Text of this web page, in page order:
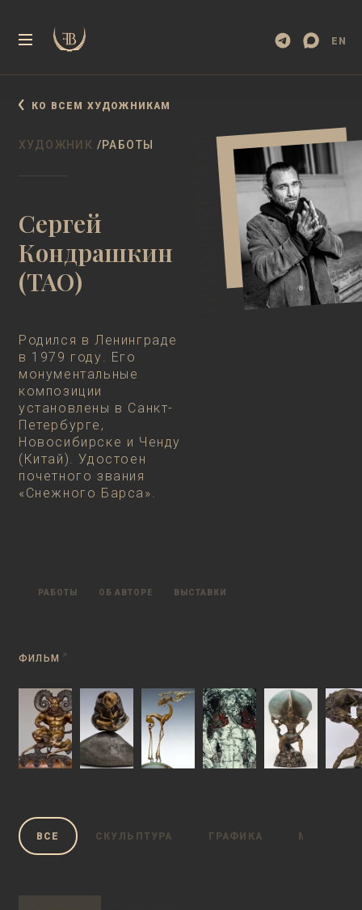
EN
КО ВСЕМ ХУДОЖНИКАМ
ХУДОЖНИК /РАБОТЫ
Сергей
Кондрашкин
(ТАО)
Родился в Ленинграде
в 1979 году. Его
монументальные
композиции
установлены в Санкт-
Петербурге,
Новосибирске и Ченду
(Китай). Удостоен
почетного звания
«Снежного Барса».
РАБОТЫ ОБ АВТОРЕ ВЫСТАВКИ
ФИЛЬМ
ВСЕ СКУЛЬПТУРА ГРАФИКА МИФЫ